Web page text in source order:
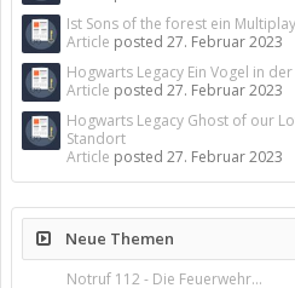
Ist Sons of the forest ein
Article posted 27. Februar 2023
Hogwarts Legacy Ein Vogel in
Article posted 27. Februar 2023
Hogwarts Legacy Ghost of our
Standort
Article posted 27. Februar 2023
Neue Themen
Notruf 112 - Die Feuerwehr...